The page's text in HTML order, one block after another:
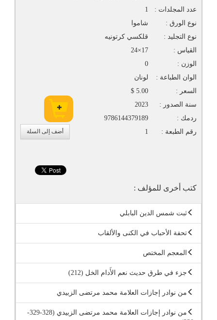
أضف إلى السلة
عدد المجلدات :
1
نوع الورق :
شاموا
نوع التجليد :
قلكسي كرتونيه
القياس :
17×24
الوزن :
0
الوان الطباعة :
لونان
السعر :
5.00 $
سنة الصدور :
2023
ردمك :
9786144379189
رقم الطبعة :
1
كتب أخرى للمؤلف :
ثبت شمس الدين البابلي
تحفة الأحباب في الكنى والألقاب
المعجم المختص
جزء في طرق حديث نعم الأَدام الخل (212)
من نوادر إجازات العلامة محمد مرتضى الزبيدي
من نوادر إجازات العلامة محمد مرتضى الزبيدي (328-329-